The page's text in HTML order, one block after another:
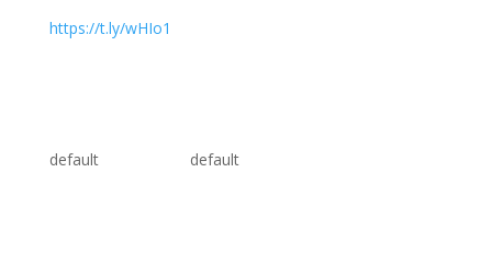
https://t.ly/wHIo1
default default